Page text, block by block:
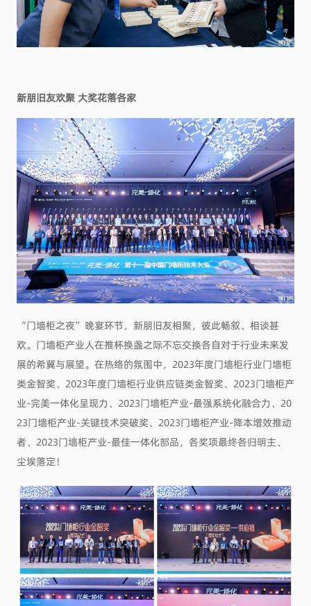
新朋旧友欢聚 大奖花落各家
“门墙柜之夜”晚宴环节，新朋旧友相聚，彼此畅叙、相谈甚
欢。门墙柜产业人在推杯换盏之际不忘交换各自对于行业未来发
展的希冀与展望。在热络的氛围中，2023年度门墙柜行业门墙柜
类金智奖、2023年度门墙柜行业供应链类金智奖、2023门墙柜产
业-完美一体化呈现力、2023门墙柜产业-最强系统化融合力、20
23门墙柜产业-关键技术突破奖、2023门墙柜产业-降本增效推动
者、2023门墙柜产业-最佳一体化部品，各奖项最终各归明主、
尘埃落定！